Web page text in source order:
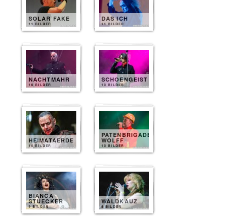
SOLAR FAKE
11 BILDER
DAS ICH
11 BILDER
NACHTMAHR
10 BILDER
SCHOENGEIST
10 BILDER
HEIMATAERDE
10 BILDER
PATENBRIGADE
WOLFF
10 BILDER
BIANCA
STUECKER
9 BILDER
WALDKAUZ
8 BILDER